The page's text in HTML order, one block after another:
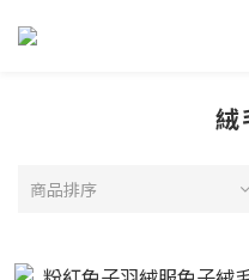
絨
商品排序